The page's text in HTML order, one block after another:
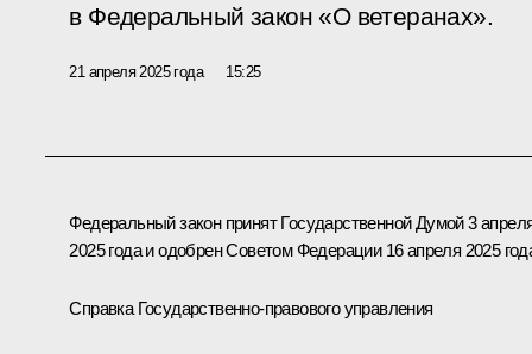
в Федеральный закон «О ветеранах».
21 апреля 2025 года 15:25
Федеральный закон принят Государственной Думой 3
2025 года и одобрен Советом Федерации 16 апреля 2025
Справка Государственно-правового управления